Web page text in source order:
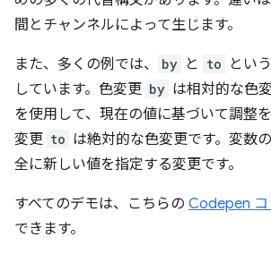
間とチャンネルによって生じます。
また、多くの例では、 by と to
とい
しています。色変更 by は相対的な色
を使用して、現在の値に基づいて調整
変更 to は絶対的な色変更です。変数
全に新しい値を指定する変更です。
すべてのデモは、こちらの Codepen コ
できます。